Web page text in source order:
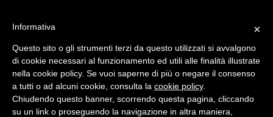
×
Informativa
Questo sito o gli strumenti terzi da questo utilizzati si avvalgono
di cookie necessari al funzionamento ed utili alle finalità illustrate
nella cookie policy. Se vuoi saperne di più o negare il consenso
a tutti o ad alcuni cookie, consulta la cookie policy.
Chiudendo questo banner, scorrendo questa pagina, cliccando
su un link o proseguendo la navigazione in altra maniera,